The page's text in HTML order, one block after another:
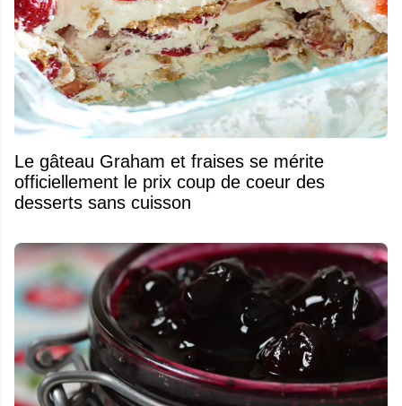
Le gâteau Graham et fraises se mérite
officiellement le prix coup de coeur des
desserts sans cuisson